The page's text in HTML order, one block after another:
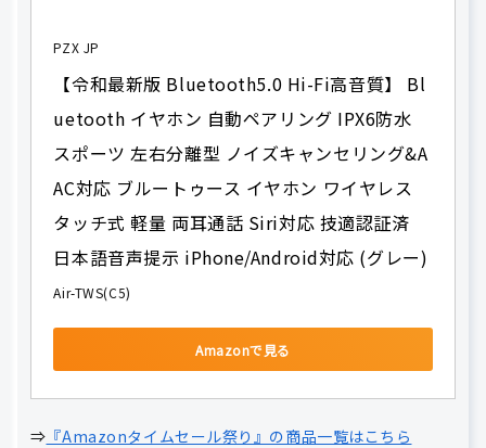
PZX JP
【令和最新版 Bluetooth5.0 Hi-Fi高音質】 Bl
uetooth イヤホン 自動ペアリング IPX6防水
スポーツ 左右分離型 ノイズキャンセリング&A
AC対応 ブルートゥース イヤホン ワイヤレス
タッチ式 軽量 両耳通話 Siri対応 技適認証済
日本語音声提示 iPhone/Android対応 (グレー)
Air-TWS(C5)
Amazonで見る
⇒ 『Amazonタイムセール祭り』の商品一覧はこちら